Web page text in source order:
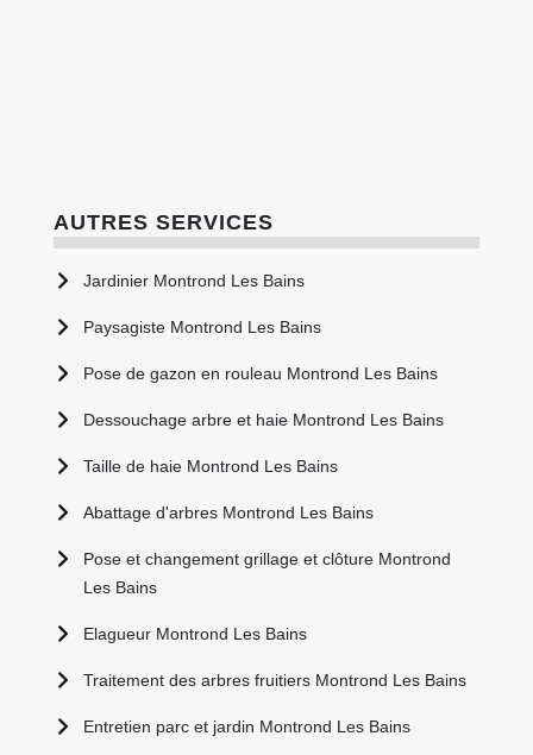
AUTRES SERVICES
Jardinier Montrond Les Bains
Paysagiste Montrond Les Bains
Pose de gazon en rouleau Montrond Les Bains
Dessouchage arbre et haie Montrond Les Bains
Taille de haie Montrond Les Bains
Abattage d'arbres Montrond Les Bains
Pose et changement grillage et clôture Montrond
Les Bains
Elagueur Montrond Les Bains
Traitement des arbres fruitiers Montrond Les Bains
Entretien parc et jardin Montrond Les Bains